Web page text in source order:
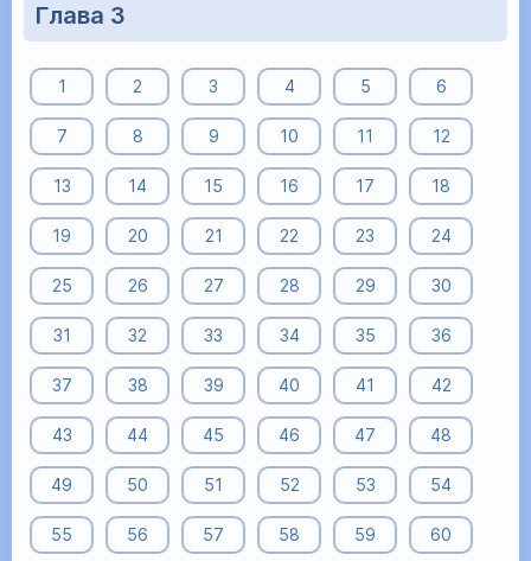
Глава 3
1 2 3 4 5 6
7 8 9 10 11 12
13 14 15 16 17 18
19 20 21 22 23 24
25 26 27 28 29 30
31 32 33 34 35 36
37 38 39 40 41 42
43 44 45 46 47 48
49 50 51 52 53 54
55 56 57 58 59 60